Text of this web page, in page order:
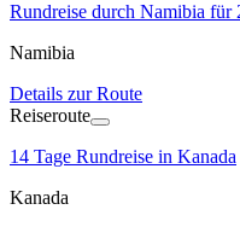
Rundreise durch Namibia für
Namibia
Details zur Route
Reiseroute
14 Tage Rundreise in Kanada
Kanada